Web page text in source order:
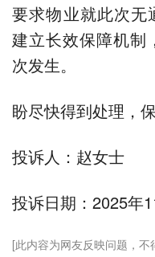
要求物业就此次无
建立长效保障机制
次发生。
盼尽快得到处理，
投诉人：赵女士
投诉日期：2025年
[此内容为网友反映问题，不